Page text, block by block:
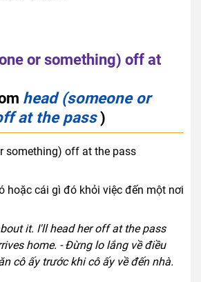
or something) off at
head (someone or
at the pass)
something) off at the pass
hoặc cái gì đó khỏi việc đến một nơi
it. I'll head her off at the pass
home. - Đừng lo lắng về điều
cô ấy trước khi cô ấy về đến nhà.